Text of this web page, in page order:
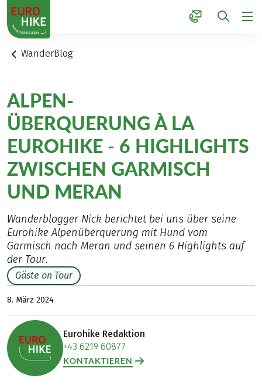
1
WanderBlog
ALPEN-
ÜBERQUERUNG À LA
EUROHIKE - 6 HIGHLIGHTS
ZWISCHEN GARMISCH
UND MERAN
Wanderblogger Nick berichtet bei uns über seine
Eurohike Alpenüberquerung mit Hund vom
Garmisch nach Meran und seinen 6 Highlights auf
der Tour.
Gäste on Tour
8. März 2024
Eurohike Redaktion
+43 6219 60877
KONTAKTIEREN